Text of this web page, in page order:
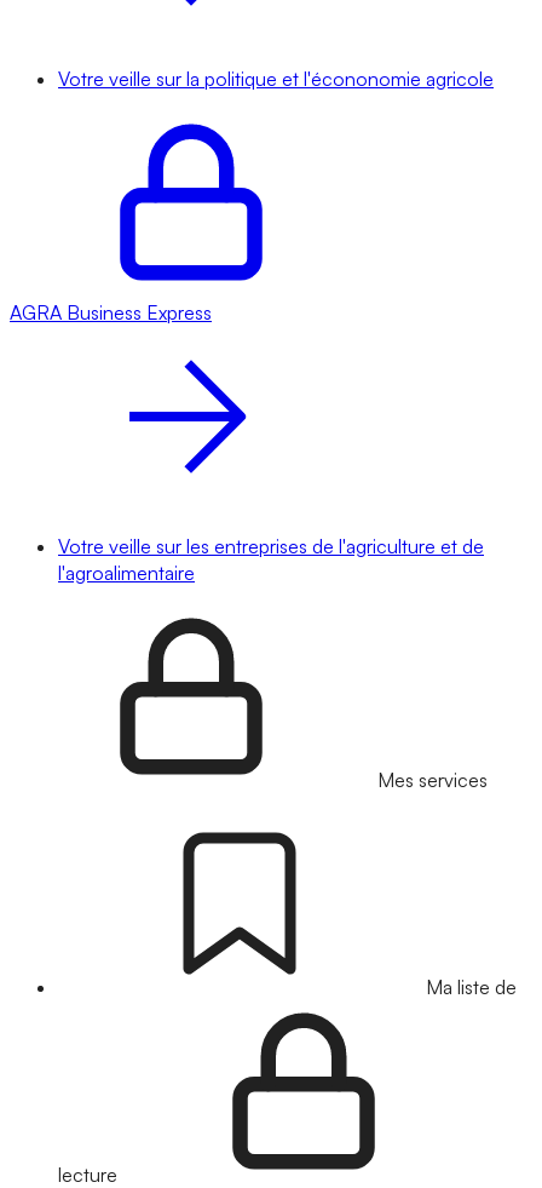
Votre veille sur la politique et l'écononomie agricole
AGRA Business Express
Votre veille sur les entreprises de l'agriculture et de
l'agroalimentaire
Mes services
Ma liste de
lecture